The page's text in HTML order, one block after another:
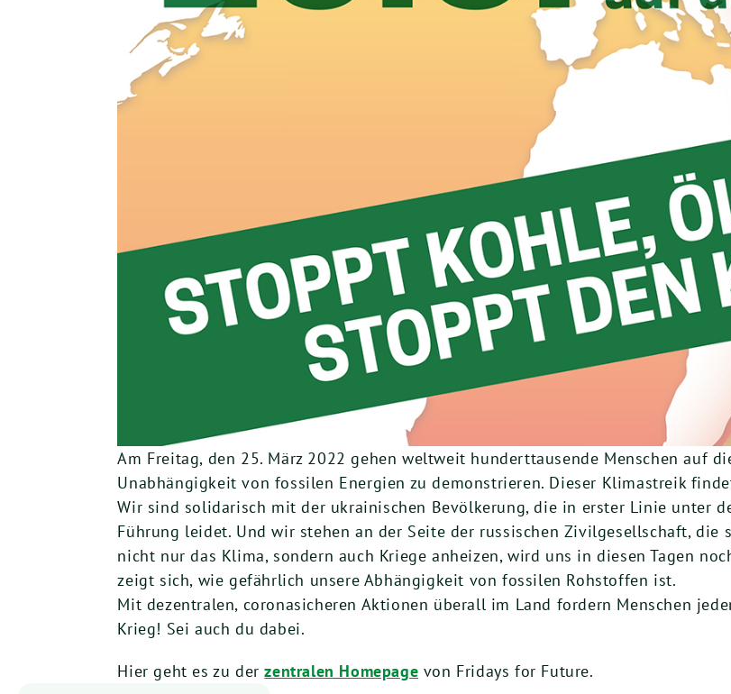
Am Freitag, den 25. März 2022 gehen weltweit hunderttausende Menschen auf
Unabhängigkeit von fossilen Energien zu demonstrieren. Dieser Klimastreik
Wir sind solidarisch mit der ukrainischen Bevölkerung, die in erster Linie unter
Führung leidet. Und wir stehen an der Seite der russischen Zivilgesellschaft, die
nicht nur das Klima, sondern auch Kriege anheizen, wird uns in diesen Tagen
zeigt sich, wie gefährlich unsere Abhängigkeit von fossilen Rohstoffen ist.
Mit dezentralen, coronasicheren Aktionen überall im Land fordern Menschen
Krieg! Sei auch du dabei.
Hier geht es zu derzentralen Homepage von Fridays for Future.